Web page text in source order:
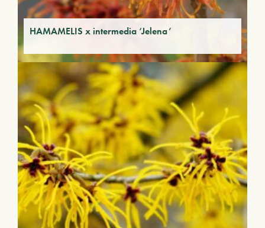
HAMAMELIS x intermedia ‘Jelena’